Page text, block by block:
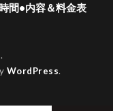
間•内容＆料金表
.
WordPress.